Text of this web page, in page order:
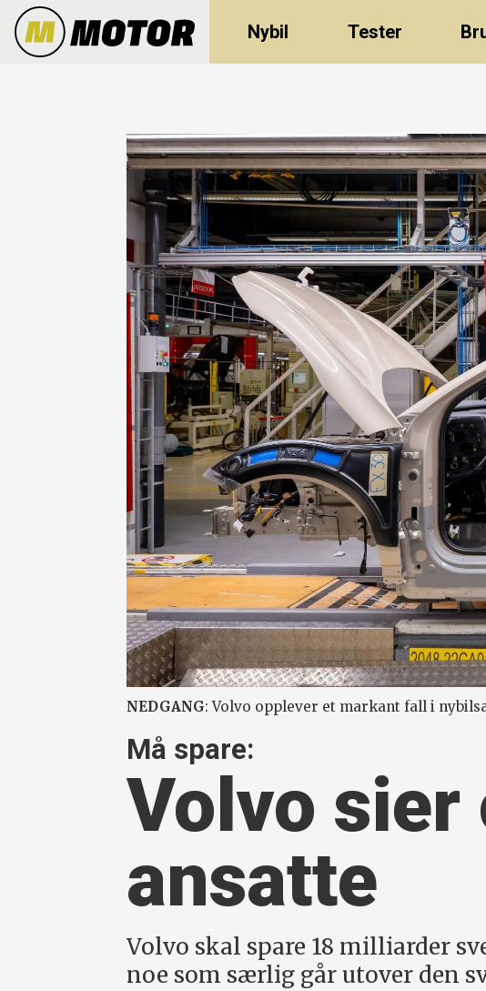
Nybil Tester
NEDGANG: Volvo opplever et markant fall i
Må spare:
Volvo sier
ansatte
Volvo skal spare 18 milliarder
noe som særlig går utover den